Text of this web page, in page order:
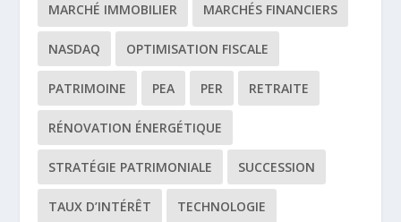
MARCHÉ IMMOBILIER MARCHÉS FINANCIERS
NASDAQ OPTIMISATION FISCALE
PATRIMOINE PEA PER RETRAITE
RÉNOVATION ÉNERGÉTIQUE
STRATÉGIE PATRIMONIALE SUCCESSION
TAUX D’INTÉRÊT TECHNOLOGIE